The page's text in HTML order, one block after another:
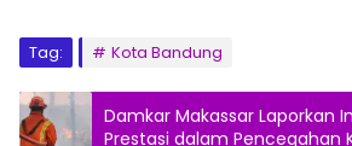
Tag: Kota Bandung
Damkar Makassar Laporkan
Prestasi dalam Pencegahan